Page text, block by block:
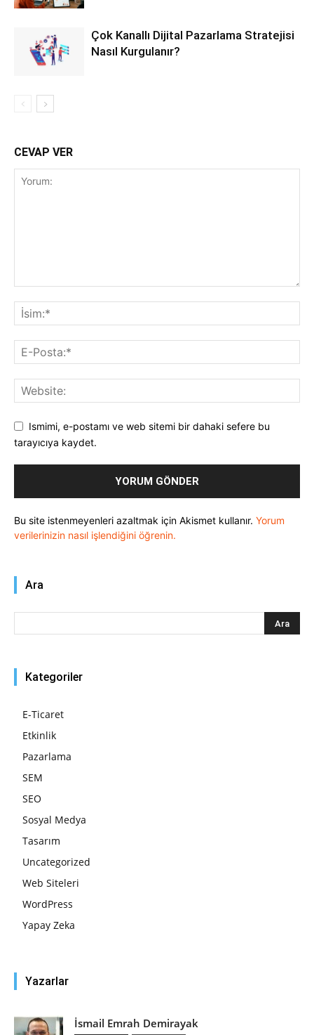
Çok Kanallı Dijital Pazarlama Stratejisi
Nasıl Kurgulanır?
CEVAP VER
Ismimi, e-postamı ve web sitemi bir dahaki sefere bu
tarayıcıya kaydet.
Bu site istenmeyenleri azaltmak için Akismet kullanır. Yorum
verilerinizin nasıl işlendiğini öğrenin.
Ara
Kategoriler
E-Ticaret
Etkinlik
Pazarlama
SEM
SEO
Sosyal Medya
Tasarım
Uncategorized
Web Siteleri
WordPress
Yapay Zeka
Yazarlar
İsmail Emrah Demirayak